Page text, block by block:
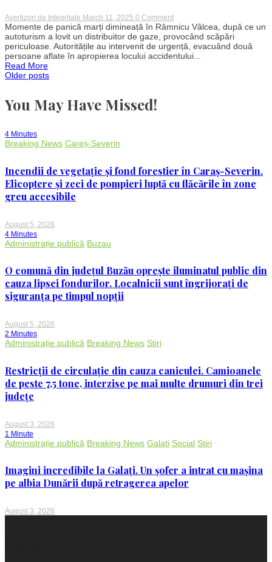
Avertizori de Integritate March 11, 2025 0 Commenton
Pericol
de
explozie
în
Râmnicu
emis
Momente de panică marți dimineață în Râmnicu Vâlcea, după ce un
autoturism a lovit un distribuitor de gaze, provocând scăpări
periculoase. Autoritățile au intervenit de urgență, evacuând două
persoane aflate în apropierea locului accidentului...
Read More
Posts
navigation
Older posts
You May Have Missed!
4 Minutes
Breaking News Careș-Severin
Incendii de vegetație și fond forestier în Caraș-Severin.
Elicoptere și zeci de pompieri luptă cu flăcările în zone
greu accesibile
August 5, 2026
4 Minutes
Administrație publică Buzau
O comună din județul Buzău oprește iluminatul public din
cauza lipsei fondurilor. Localnicii sunt îngrijorați de
siguranța pe timpul nopții
August 5, 2026
2 Minutes
Administrație publică Breaking News Stiri
Restricții de circulație din cauza caniculei. Camioanele
de peste 7,5 tone, interzise pe mai multe drumuri din trei
județe
August 3, 2026
1 Minute
Administrație publică Breaking News Galati Social Stiri
Imagini incredibile la Galați. Un șofer a intrat cu mașina
pe albia Dunării după retragerea apelor
August 3, 2026